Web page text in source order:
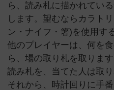
ら、読み札に描かれてい
します。望むならカラト
ン・ナイフ・箸)を使用す
他のプレイヤーは、何を
ら、場の取り札を取りま
読み札を、当てた人は取り
それから、時計回りに手